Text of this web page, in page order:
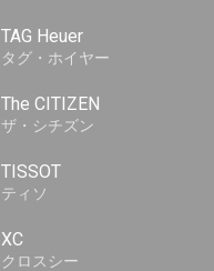
TAG Heuer
タグ・ホイヤー
The CITIZEN
ザ・シチズン
TISSOT
ティソ
XC
クロスシー